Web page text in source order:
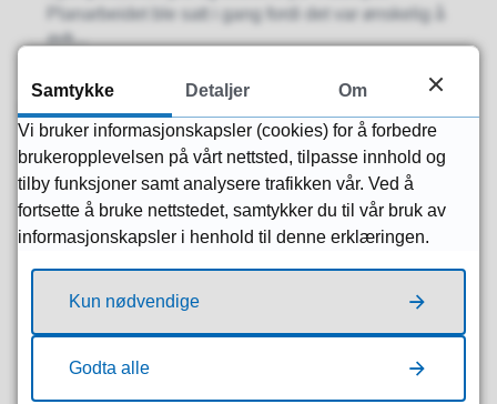
Planarbeidet ble satt i gang fordi det var ønskelig å
avk...
opplæringslov § 2-2 (4) om elevpermisjon
fra grunnskoleopplæringa
Frist for å sende høringsuttalelse er 19. mars
2026.Barn og unge har rett og plikt til
grunnskoleopplæring. Etter søknad fra foreldrene, kan
eleven få ...
Viser1-10av145artikler,side1av15
...
Samtykke Detaljer Om
Vi bruker informasjonskapsler (cookies) for å forbedre
brukeropplevelsen på vårt nettsted, tilpasse innhold og
tilby funksjoner samt analysere trafikken vår. Ved å
fortsette å bruke nettstedet, samtykker du til vår bruk av
informasjonskapsler i henhold til denne erklæringen.
Kun nødvendige
Godta alle